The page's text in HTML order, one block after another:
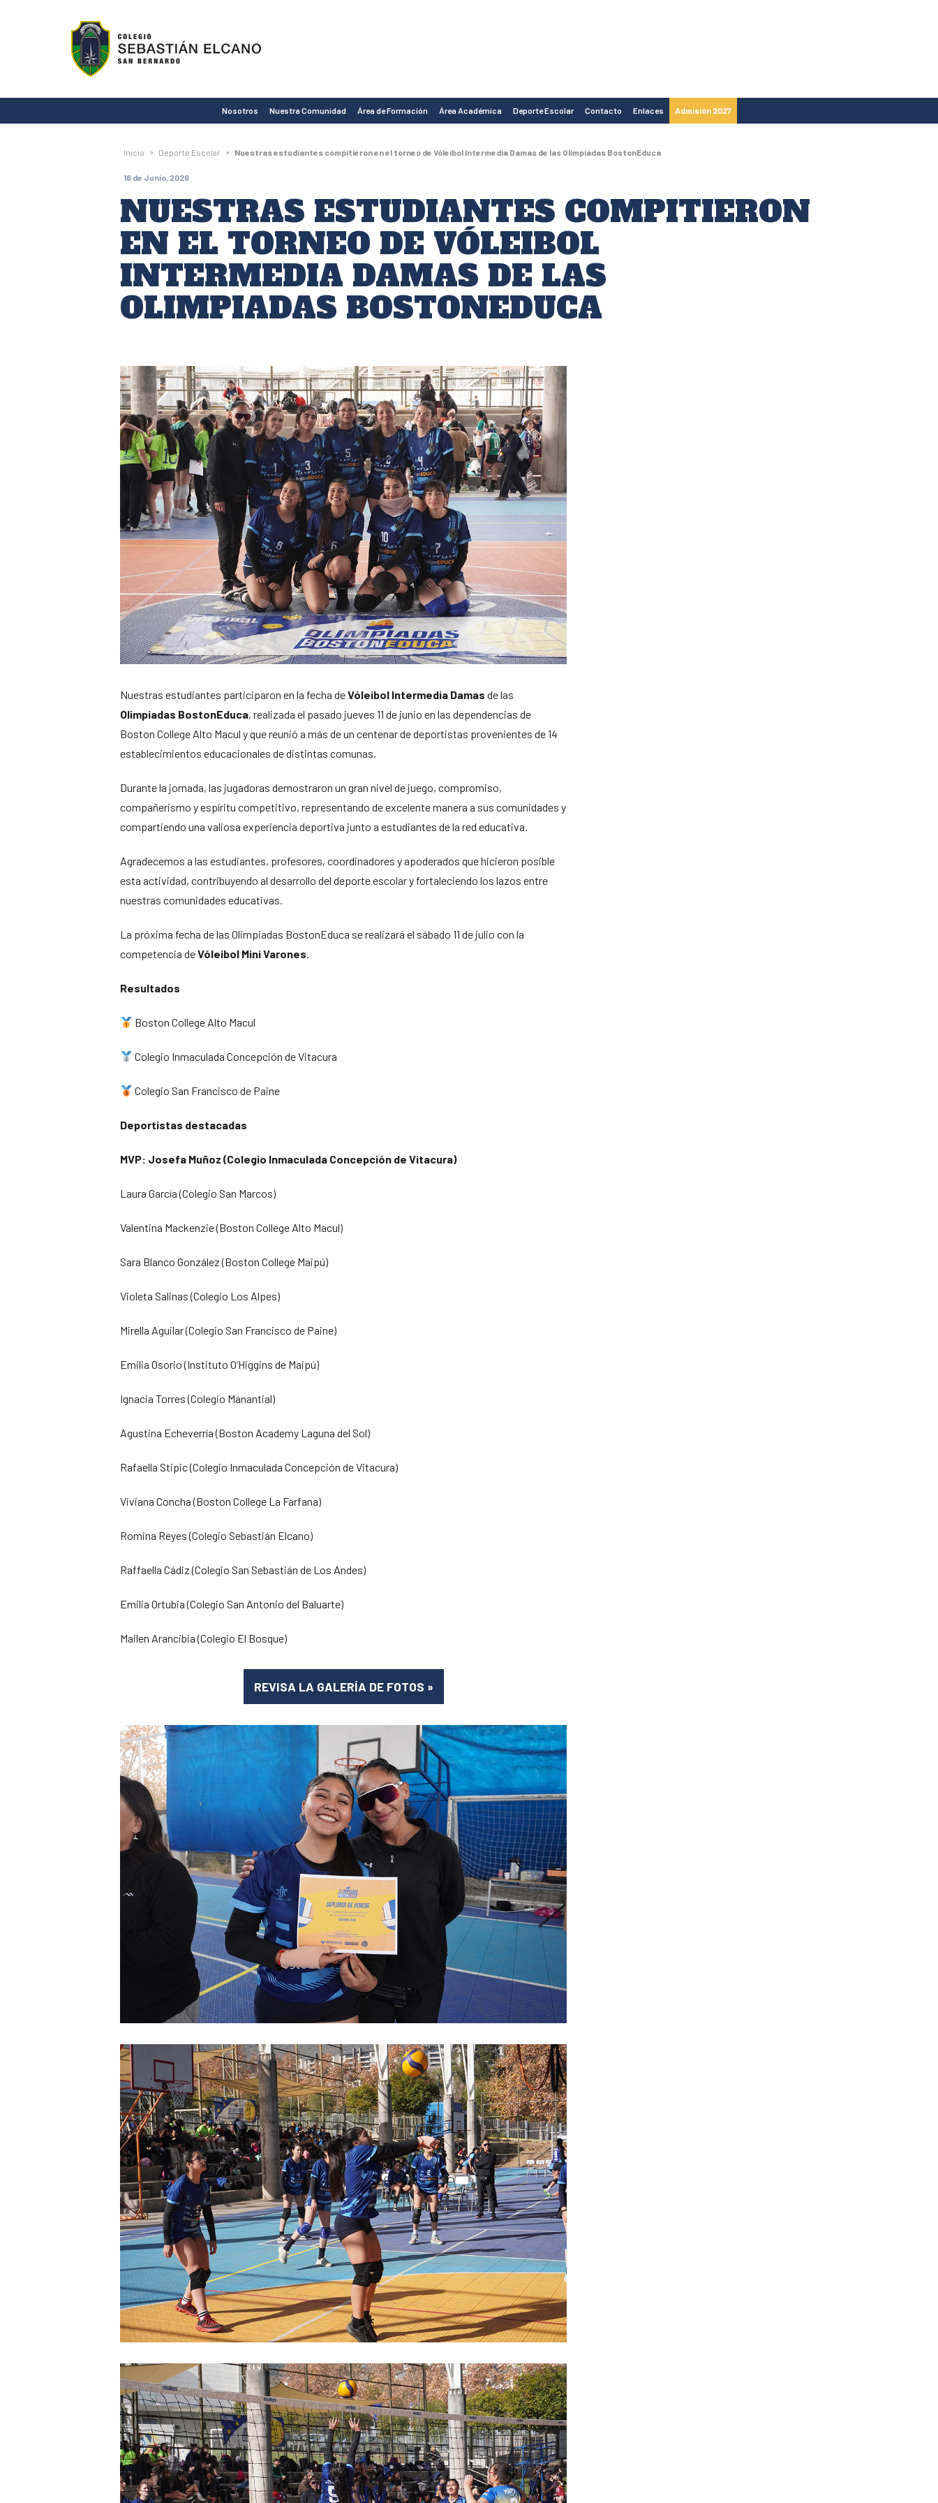
Colegio
Sebastián
Elcano
de
San
Bernardo
Nosotros Nuestra Comunidad Área de Formación Área Académica Deporte Escolar Contacto Enlaces Admisión 2027
Inicio » Deporte Escolar » Nuestras estudiantes compitieron en el torneo de Vóleibol Intermedia Damas de las Olimpiadas BostonEduca
16 de Junio, 2026
NUESTRAS ESTUDIANTES COMPITIERON
EN EL TORNEO DE VÓLEIBOL
INTERMEDIA DAMAS DE LAS
OLIMPIADAS BOSTONEDUCA
Nuestras estudiantes participaron en la fecha deVóleibol Intermedia Damas de las
Olimpiadas BostonEduca, realizada el pasado jueves 11 de junio en las dependencias de
Boston College Alto Macul y que reunió a más de un centenar de deportistas provenientes de 14
establecimientos educacionales de distintas comunas.
Durante la jornada, las jugadoras demostraron un gran nivel de juego, compromiso,
compañerismo y espíritu competitivo, representando de excelente manera a sus comunidades y
compartiendo una valiosa experiencia deportiva junto a estudiantes de la red educativa.
Agradecemos a las estudiantes, profesores, coordinadores y apoderados que hicieron posible
esta actividad, contribuyendo al desarrollo del deporte escolar y fortaleciendo los lazos entre
nuestras comunidades educativas.
La próxima fecha de las Olimpiadas BostonEduca se realizará el sábado 11 de julio con la
competencia deVóleibol Mini Varones.
Resultados
Boston College Alto Macul
Colegio Inmaculada Concepción de Vitacura
Colegio San Francisco de Paine
Deportistas destacadas
MVP: Josefa Muñoz (Colegio Inmaculada Concepción de Vitacura)
Laura García (Colegio San Marcos)
Valentina Mackenzie (Boston College Alto Macul)
Sara Blanco González (Boston College Maipú)
Violeta Salinas (Colegio Los Alpes)
Mirella Aguilar (Colegio San Francisco de Paine)
Emilia Osorio (Instituto O’Higgins de Maipú)
Ignacia Torres (Colegio Manantial)
Agustina Echeverría (Boston Academy Laguna del Sol)
Rafaella Stipic (Colegio Inmaculada Concepción de Vitacura)
Viviana Concha (Boston College La Farfana)
Romina Reyes (Colegio Sebastián Elcano)
Raffaella Cádiz (Colegio San Sebastián de Los Andes)
Emilia Ortubia (Colegio San Antonio del Baluarte)
Mailen Arancibia (Colegio El Bosque)
REVISA LA GALERÍA DE FOTOS »